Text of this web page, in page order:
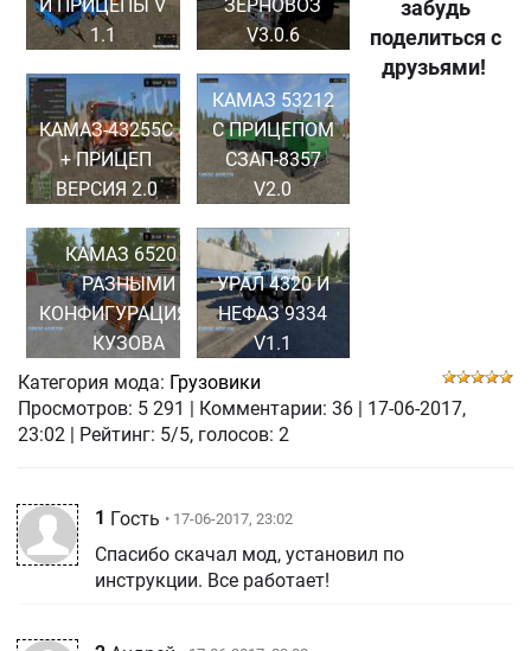
И ПРИЦЕПЫ V
1.1
ЗЕРНОВОЗ
V3.0.6
КАМАЗ-43255С
+ ПРИЦЕП
ВЕРСИЯ 2.0
КАМАЗ 53212
С ПРИЦЕПОМ
СЗАП-8357
V2.0
КАМАЗ 6520 С
РАЗНЫМИ
КОНФИГУРАЦИЯМИ
КУЗОВА
УРАЛ 4320 И
НЕФАЗ 9334
V1.1
забудь
поделиться с
друзьями!
Категория мода: Грузовики
Просмотров: 5 291 Комментарии: 36
17-06-2017,
23:02
| Рейтинг: 5/5, голосов: 2
1 Гость • 17-06-2017, 23:02
Спасибо скачал мод, установил по
инструкции. Все работает!